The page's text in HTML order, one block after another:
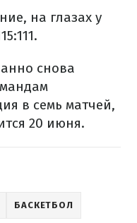
на глазах у
снова
в семь матчей,
20 июня.
БАСКЕТБОЛ